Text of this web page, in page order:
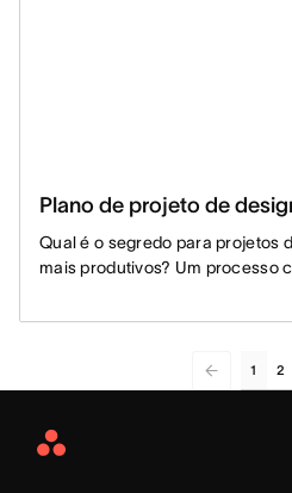
Plano de projeto de
Qual é o segredo para projetos
mais produtivos? Um processo
1 2
Asana